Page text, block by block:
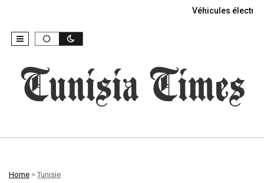
Véhicules
Home > Tunisie